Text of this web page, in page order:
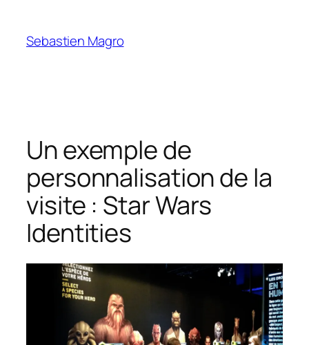
content
Sebastien Magro
Un exemple de
personnalisation de la
visite : Star Wars
Identities